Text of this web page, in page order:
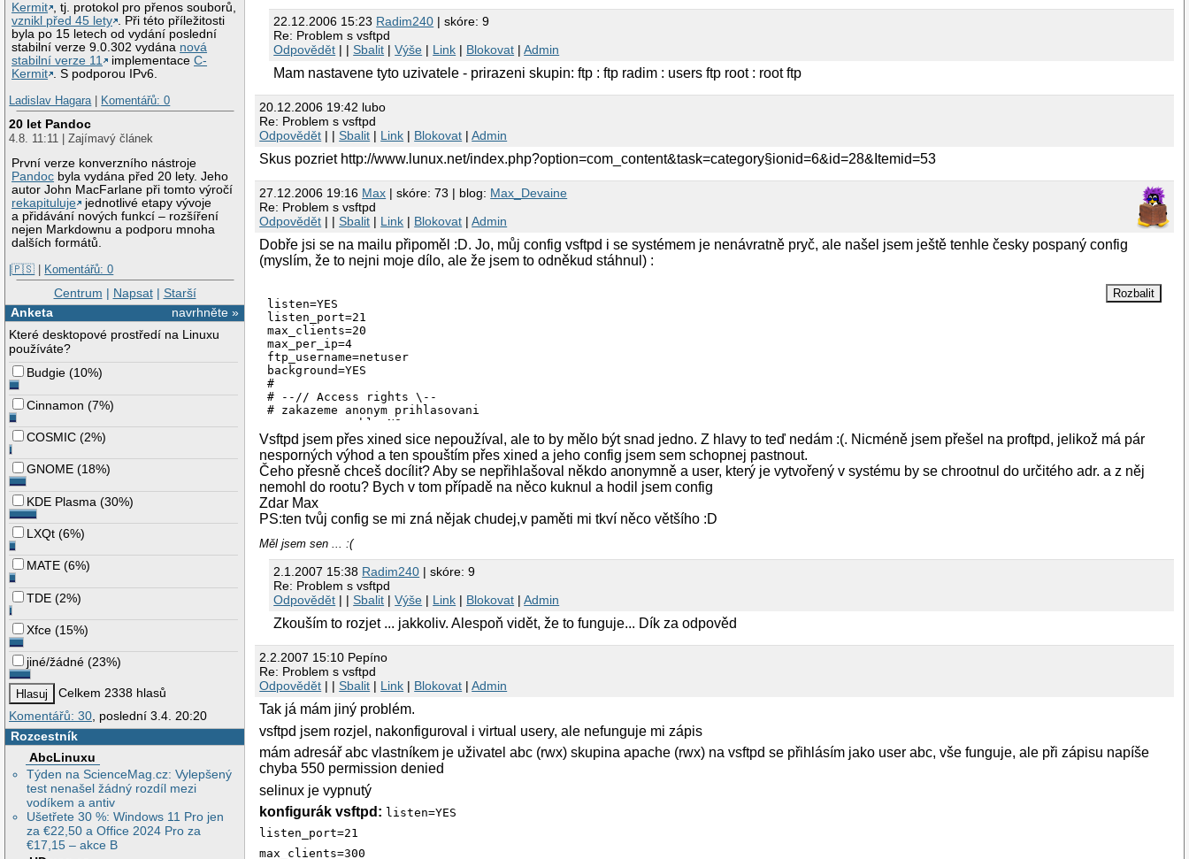
Kermit , tj. protokol pro přenos souborů,
vznikl před 45 lety . Při této příležitosti
byla po 15 letech od vydání poslední
stabilní verze 9.0.302 vydána nová
stabilní verze 11
implementaceC-
Kermit . S podporou IPv6.
Ladislav Hagara| Komentářů: 0
20 let Pandoc
4.8. 11:11 | Zajímavý článek
První verze konverzního nástroje
Pandoc byla vydána před 20 lety. Jeho
autor John MacFarlane při tomto výročí
rekapituluje
jednotlivé etapy vývoje
a přidávání nových funkcí – rozšíření
nejen Markdownu a podporu mnoha
dalších formátů.
|🇵🇸
Komentářů: 0
Centrum | Napsat| Starší
navrhněte »
Anketa
Které desktopové prostředí na Linuxu
používáte?
Budgie (10%)
Cinnamon (7%)
COSMIC (2%)
GNOME (18%)
KDE Plasma (30%)
LXQt (6%)
MATE (6%)
TDE (2%)
Xfce (15%)
jiné/žádné (23%)
Celkem 2338 hlasů
Komentářů: 30 , poslední 3.4. 20:20
Rozcestník
AbcLinuxu
Týden na ScienceMag.cz: Vylepšený
test nenašel žádný rozdíl mezi
vodíkem a antiv
Ušetřete 30 %: Windows 11 Pro jen
za €22,50 a Office 2024 Pro za
€17,15 – akce B
22.12.2006 15:23 Radim240 | skóre: 9
Re: Problem s vsftpd
Odpovědět | |Sbalit |Výše | Link | Blokovat |Admin
Mam nastavene tyto uzivatele - prirazeni skupin: ftp : ftp radim : users ftp root : root ftp
20.12.2006 19:42 lubo
Re: Problem s vsftpd
Odpovědět | |Sbalit | Link | Blokovat |Admin
Skus pozriet http://www.lunux.net/index.php?option=com_content&task=category§ionid=6&id=28&Itemid=53
27.12.2006 19:16 Max | skóre: 73 | blog: Max_Devaine
Re: Problem s vsftpd
Odpovědět | |Sbalit | Link | Blokovat |Admin
Dobře jsi se na mailu připoměl :D. Jo, můj config vsftpd i se systémem je nenávratně pryč, ale našel jsem ještě tenhle česky pospaný config
(myslím, že to nejni moje dílo, ale že jsem to odněkud stáhnul) :
listen=YES
listen_port=21
max_clients=20
max_per_ip=4
ftp_username=netuser
background=YES
#
# --// Access rights \--
# zakazeme anonym prihlasovani
anonymous_enable=NO
local_enable=YES
write_enable=YES
anon_upload_enable=NO
anon_mkdir_write_enable=YES
anon_other_write_enable=YES
anon_world_readable_only=NO
# defaultni adresar pro anon usery
#anon_root=
#
local_umask=077
# pri anon uploadovani nebudem defaultne menit ownera
chown_uploads=NO
#chown_username=whoknow
anon_world_readable_only=NO
# pri vypisu adresare bude owner a group zobrazen jako "ftp"
hide_ids=YES
pasv_min_port=50000
pasv_max_port=60000
# Uzivatel s nejmensima pravama v systemu, ktery bude
# vsftpd obcas pouzivat, defaultne nobody
nopriv_user=nobody
# uplne skryje, nebo znepristupni slozky/soubory
#hide_file=
#deny_file=
# chrootovana slozka, kterou bude vsftpd vyuzivat kdyz
# nebude vyzadovat FS pristup; zakazat pristup userovi "ftp"
#secure_chroot_dir=/usr/share/empty
chroot_local_user=YES
Vsftpd jsem přes xined sice nepoužíval, ale to by mělo být snad jedno. Z hlavy to teď nedám :(. Nicméně jsem přešel na proftpd, jelikož má pár
nesporných výhod a ten spouštím přes xined a jeho config jsem sem schopnej pastnout.
Čeho přesně chceš docílit? Aby se nepřihlašoval někdo anonymně a user, který je vytvořený v systému by se chrootnul do určitého adr. a z něj
nemohl do rootu? Bych v tom případě na něco kuknul a hodil jsem config
Zdar Max
PS:ten tvůj config se mi zná nějak chudej,v paměti mi tkví něco většího :D
Měl jsem sen ... :(
2.1.2007 15:38 Radim240 | skóre: 9
Re: Problem s vsftpd
Odpovědět | |Sbalit |Výše | Link | Blokovat |Admin
Zkouším to rozjet ... jakkoliv. Alespoň vidět, že to funguje... Dík za odpověd
2.2.2007 15:10 Pepíno
Re: Problem s vsftpd
Odpovědět | |Sbalit | Link | Blokovat |Admin
Tak já mám jiný problém.
vsftpd jsem rozjel, nakonfiguroval i virtual usery, ale nefunguje mi zápis
mám adresář abc vlastníkem je uživatel abc (rwx) skupina apache (rwx) na vsftpd se přihlásím jako user abc, vše funguje, ale při zápisu napíše
chyba 550 permission denied
selinux je vypnutý
konfigurák vsftpd: listen=YES
listen_port=21
max_clients=300